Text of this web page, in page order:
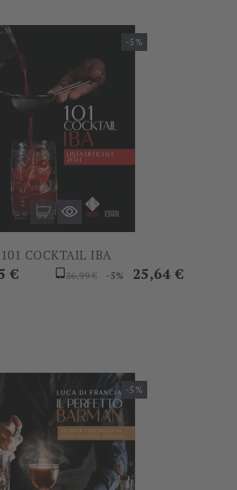
-5%
101 COCKTAIL IBA
€
Prezzo
26,99 € -5% Prezzo
25,64 €
-5%